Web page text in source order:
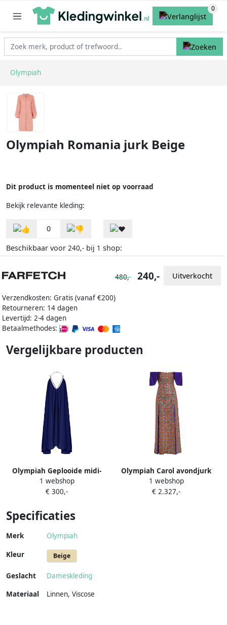
Olympiah
Olympiah Romania jurk Beige
Dit product is momenteel niet op voorraad
Bekijk relevante kleding:
0
Beschikbaar voor 240,- bij 1 shop:
Verzendkosten: Gratis (vanaf €200)
Retourneren: 14 dagen
Levertijd: 2-4 dagen
Betaalmethodes:
480,- 240,- Uitverkocht
Vergelijkbare producten
Olympiah Geplooide midi-
jurk met halternek Blauw
1 webshop
€ 300,-
Olympiah Carol avondjurk
met geborduurde bloemen
Paars
1 webshop
€ 2.327,-
Specificaties
Merk Olympiah
Kleur Beige
Geslacht
Dameskleding
Materiaal
Linnen, Viscose